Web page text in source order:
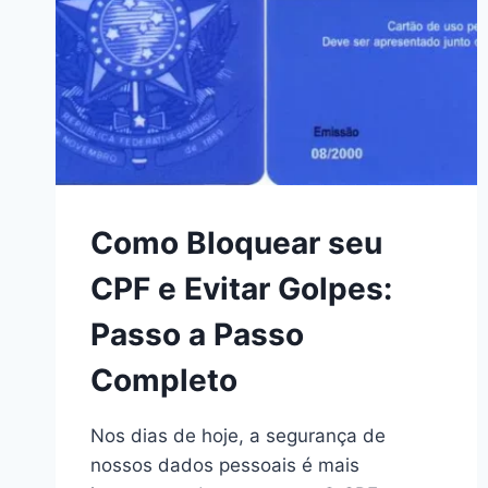
Como Bloquear seu
CPF e Evitar Golpes:
Passo a Passo
Completo
Nos dias de hoje, a segurança de
nossos dados pessoais é mais